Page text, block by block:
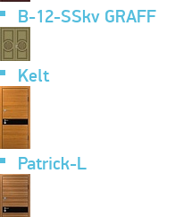
B-12-SSkv GRAFF
Kelt
Patrick-L